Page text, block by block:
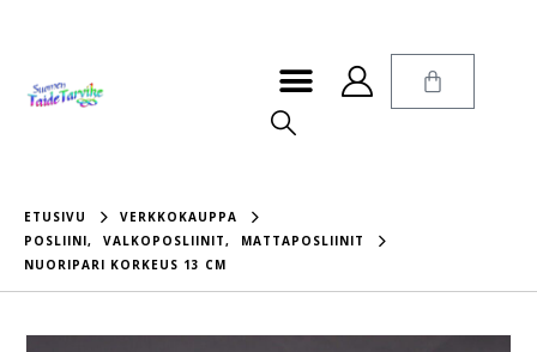
ETUSIVU
VERKKOKAUPPA
POSLIINI, VALKOPOSLIINIT,
MATTAPOSLIINIT
NUORIPARI KORKEUS 13 CM